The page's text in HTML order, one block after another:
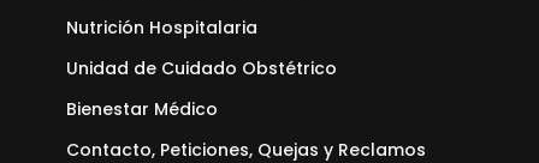
Nutrición Hospitalaria
Unidad de Cuidado Obstétrico
Bienestar Médico
Contacto, Peticiones, Quejas y Reclamos